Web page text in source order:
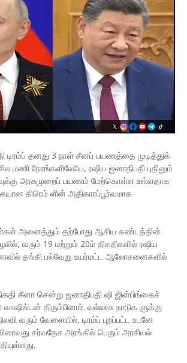
டிரம்ப் தனது 3 நாள் சீனப் பயணத்தை முடித்துக்
மணி நேரங்களிலேயே, ரஷிய ஜனாதிபதி புதினும்
அரசுமுறைப் பயணம் மேற்கொள்ள உள்ளதாக
கிரெம் ளின் அதிகாரப்பூர்வமாக
அனைத்தும் தற்போது ஆசிய கண்டத்தின்
வரும் 19 மற்றும் 20ம் திகதிகளில் ரஷிய
தங்கி பல்வேறு உயர்மட்ட ஆலோசனைகளில்
சீனா சென்று ஜனாதிபதி ஷி ஜின்பிங்கைச்
வாஷிங்டன் திரும்பினார். வல்லரசு நாடுக ளுக்கு
வரும் வேளையில், டிரம்ப் புறப்பட்ட உடனே
விரைவது சர்வதேச அரங்கில் பெரும் அரசியல்